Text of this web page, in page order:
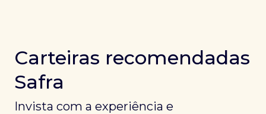
Carteiras recomendadas
Safra
Invista com a experiência e